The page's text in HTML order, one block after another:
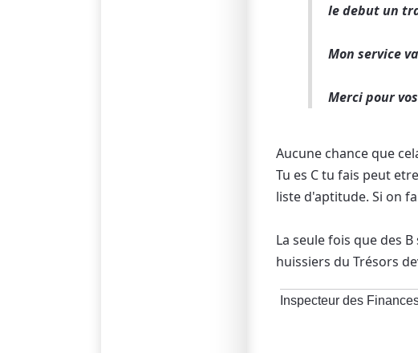
le debut un
Mon service
Merci pour
Aucune chance que
Tu es C tu fais peut
liste d'aptitude. Si on
La seule fois que des
huissiers du Trésors
Inspecteur des